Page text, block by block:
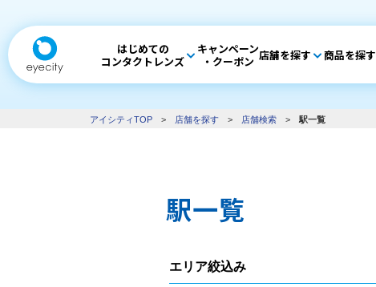
はじめての
コンタクトレンズ
キャンペーン
・クーポン 店舗を探す 商品を探す
アイシティTOP > 店舗を探す > 店舗検索 > 駅一覧
駅一覧
エリア絞込み